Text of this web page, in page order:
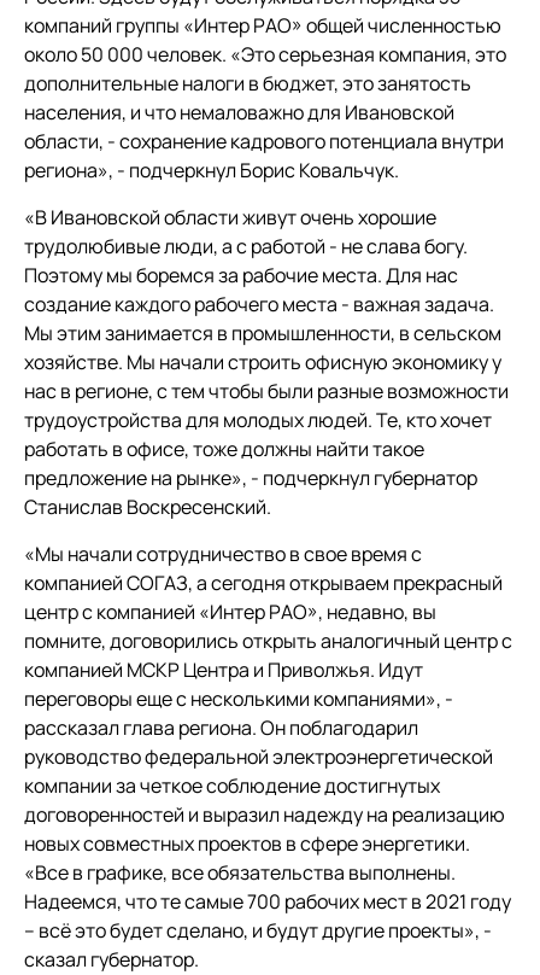
компаний группы «Интер РАО»общей численностью
около 50 000 человек. «Это серьезная компания, это
дополнительные налоги в бюджет, это занятость
населения, и что немаловажно для Ивановской
области, - сохранение кадрового потенциала внутри
региона», - подчеркнул Борис Ковальчук.
«В Ивановской области живут очень хорошие
трудолюбивые люди, а с работой - не слава богу.
Поэтому мы боремся за рабочие места. Для нас
создание каждого рабочего места - важная задача.
Мы этим занимается в промышленности, в сельском
хозяйстве. Мы начали строить офисную экономику у
нас в регионе, с тем чтобы были разные возможности
трудоустройства для молодых людей. Те, кто хочет
работать в офисе, тоже должны найти такое
предложение на рынке», - подчеркнул губернатор
Станислав Воскресенский.
«Мы начали сотрудничество в свое время с
компанией СОГАЗ, а сегодня открываем прекрасный
центр с компанией «Интер РАО», недавно, вы
помните, договорились открыть аналогичный центр с
компанией МСКР Центра и Приволжья. Идут
переговоры еще с несколькими компаниями», -
рассказал глава региона. Он поблагодарил
руководство федеральной электроэнергетической
компании за четкое соблюдение достигнутых
договоренностей и выразил надежду на реализацию
новых совместных проектов в сфере энергетики.
«Все в графике, все обязательства выполнены.
Надеемся, что те самые 700 рабочих мест в 2021 году
– всё это будет сделано, и будут другие проекты», -
сказал губернатор.